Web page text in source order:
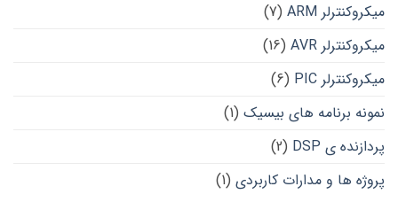
میکروکنترلر ARM
(7)
میکروکنترلر AVR
(16)
میکروکنترلر PIC
(6)
نمونه برنامه های بیسیک (1)
پردازنده ی DSP
(2)
پروژه ها و مدارات کاربردی (1)